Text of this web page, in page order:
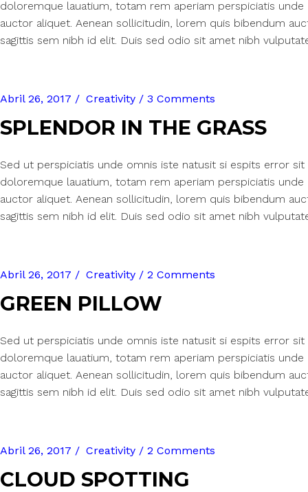
doloremque lauatium, totam rem aperiam perspiciatis unde
auctor aliquet. Aenean sollicitudin, lorem quis bibendum
sagittis sem nibh id elit. Duis sed odio sit amet nibh
Abril 26, 2017 Creativity 3 Comments
SPLENDOR IN THE GRASS
Sed ut perspiciatis unde omnis iste natusit si espits error
doloremque lauatium, totam rem aperiam perspiciatis unde
auctor aliquet. Aenean sollicitudin, lorem quis bibendum
sagittis sem nibh id elit. Duis sed odio sit amet nibh
Abril 26, 2017 Creativity 2 Comments
GREEN PILLOW
Sed ut perspiciatis unde omnis iste natusit si espits error
doloremque lauatium, totam rem aperiam perspiciatis unde
auctor aliquet. Aenean sollicitudin, lorem quis bibendum
sagittis sem nibh id elit. Duis sed odio sit amet nibh
Abril 26, 2017 Creativity 2 Comments
CLOUD SPOTTING